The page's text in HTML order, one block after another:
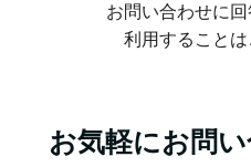
お問い合わせに
利用することは